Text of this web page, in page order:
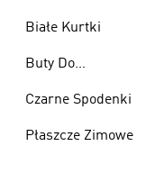
Ciężarów
Białe Kurtki
Buty Do
Czarne Spodenki
Płaszcze Zimowe